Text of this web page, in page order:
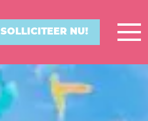
SOLLICITEER NU!